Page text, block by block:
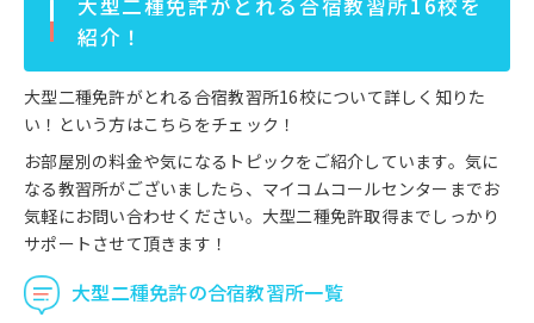
紹介！
大型二種免許がとれる合宿教習所16校について詳しく知りた
い！という方はこちらをチェック！
お部屋別の料金や気になるトピックをご紹介しています。気に
なる教習所がございましたら、マイコムコールセンターまでお
気軽にお問い合わせください。大型二種免許取得までしっかり
サポートさせて頂きます！
大型二種免許の合宿教習所一覧